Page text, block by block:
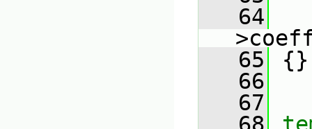
   64
   65
{}
   66
   67